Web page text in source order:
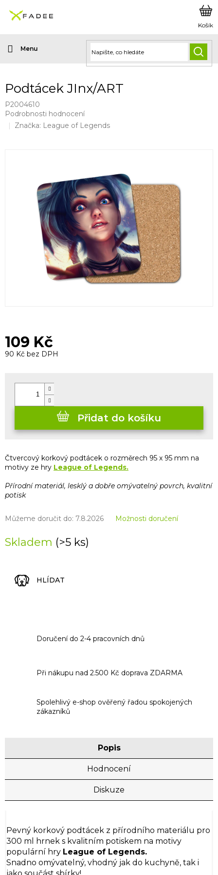
obsah
Podtácek JInx/ART
P2004610
Průměrné
hodnocení
Podrobnosti hodnocení
Značka: League of Legends
109 Kč
90 Kč bez DPH
Skladem (>5 ks)
Můžeme doručit do: 7.8.2026 Možnosti doručení
Přidat do košíku
Čtvercový korkový podtácek o rozměrech 95 x 95 mm na
motivy ze hry League of Legends.
Přírodní materiál, lesklý a dobře omývatelný povrch, kvalitní
potisk
HLÍDAT
Doručení do 2-4 pracovních dnů
Při nákupu nad 2.500 Kč doprava ZDARMA
Spolehlivý e-shop ověřený řadou spokojených
zákazníků
Popis
Hodnocení
Diskuze
Pevný korkový podtácek z přírodního materiálu pro
300 ml hrnek s kvalitním potiskem na motivy
populární hry League of Legends.
Snadno omývatelný, vhodný jak do kuchyně, tak i